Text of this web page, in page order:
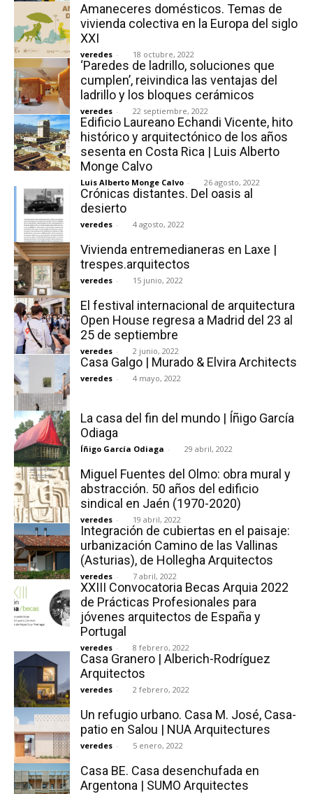
Amaneceres domésticos. Temas de
vivienda colectiva en la Europa del siglo
XXI
veredes - 18 octubre, 2022
‘Paredes de ladrillo, soluciones que
cumplen’, reivindica las ventajas del
ladrillo y los bloques cerámicos
veredes - 22 septiembre, 2022
Edificio Laureano Echandi Vicente, hito
histórico y arquitectónico de los años
sesenta en Costa Rica | Luis Alberto
Monge Calvo
Luis Alberto Monge Calvo - 26 agosto, 2022
Crónicas distantes. Del oasis al
desierto
veredes - 4 agosto, 2022
Vivienda entremedianeras en Laxe |
trespes.arquitectos
veredes - 15 junio, 2022
El festival internacional de arquitectura
Open House regresa a Madrid del 23 al
25 de septiembre
veredes - 2 junio, 2022
Casa Galgo | Murado & Elvira Architects
veredes - 4 mayo, 2022
La casa del fin del mundo | Íñigo García
Odiaga
Íñigo García Odiaga - 29 abril, 2022
Miguel Fuentes del Olmo: obra mural y
abstracción. 50 años del edificio
sindical en Jaén (1970-2020)
veredes - 19 abril, 2022
Integración de cubiertas en el paisaje:
urbanización Camino de las Vallinas
(Asturias), de Hollegha Arquitectos
veredes - 7 abril, 2022
XXIII Convocatoria Becas Arquia 2022
de Prácticas Profesionales para
jóvenes arquitectos de España y
Portugal
veredes - 8 febrero, 2022
Casa Granero | Alberich-Rodríguez
Arquitectos
veredes - 2 febrero, 2022
Un refugio urbano. Casa M. José, Casa-
patio en Salou | NUA Arquitectures
veredes - 5 enero, 2022
Casa BE. Casa desenchufada en
Argentona | SUMO Arquitectes